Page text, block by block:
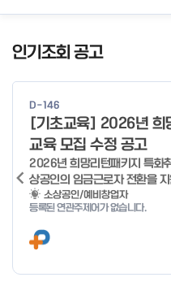
인기조회 공고
D-146
[기초교육] 2026년 희
교육 모집 수정 공고
2026년 희망리턴패키지 특화
상공인의 임금근로자 전환을
지 특화취업지원」 사업을 다
익일인 6.3(수) 선거로 인해 서
모집을 진행하지 않음을 안
희망리턴패키지 특화취업지
경우 매주 일, 월, 화, 수, 목 신
소상공인/예비창업자
등록된 연관주제어가 없습니다.